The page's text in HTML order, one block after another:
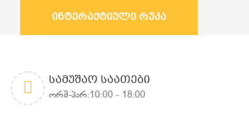
ინტერაქტიული რუკა
ᲡᲐᲛᲣᲨᲐᲝ ᲡᲐᲐᲗᲔᲑᲘ
ორშ-პარ:10:00 - 18:00